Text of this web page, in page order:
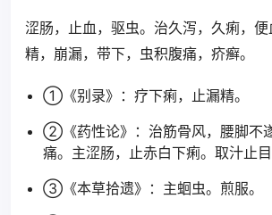
涩肠，止血，驱虫。治久泻，久痢，
精，崩漏，带下，虫积腹痛，疥癣。
①《别录》：疗下痢，止漏精。
②《药性论》：治筋骨风，腰脚不
痛。主涩肠，止赤白下痢。取汁止目
③《本草拾遗》：主蛔虫。煎服。